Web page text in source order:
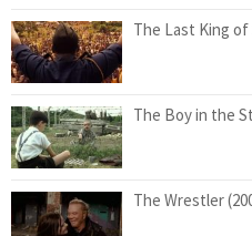
The Last King of
The Boy in the
The Wrestler